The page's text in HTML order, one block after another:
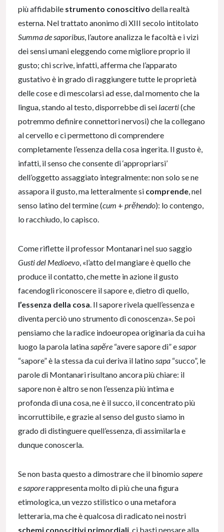
più affidabile strumento conoscitivo della realtà
esterna. Nel trattato anonimo di XIII secolo intitolato
Summa de saporibus , l’autore analizza le facoltà e i vizi
dei sensi umani eleggendo come migliore proprio il
gusto; chi scrive, infatti, afferma che l’apparato
gustativo è in grado di raggiungere tutte le proprietà
delle cose e di mescolarsi ad esse, dal momento che la
lingua, stando al testo, disporrebbe di sei lacerti(che
potremmo definire connettori nervosi) che la collegano
al cervello e ci permettono di comprendere
completamente l’essenza della cosa ingerita. Il gusto è,
infatti, il senso che consente di ‘appropriarsi’
dell’oggetto assaggiato integralmente: non solo se ne
assapora il gusto, ma letteralmente si comprende , nel
senso latino del termine (cum + prĕhendo): lo contengo,
lo racchiudo, lo capisco.
Come riflette il professor Montanari nel suo saggio
Gusti del Medioevo , «l’atto del mangiare è quello che
produce il contatto, che mette in azione il gusto
facendogli riconoscere il sapore e, dietro di quello,
l’essenza della cosa . Il sapore rivela quell’essenza e
diventa perciò uno strumento di conoscenza». Se poi
pensiamo che la radice indoeuropea originaria da cui ha
luogo la parola latina sapĕre “avere sapore di” e sapor
“sapore” è la stessa da cui deriva il latino sapa “succo”, le
parole di Montanari risultano ancora più chiare: il
sapore non è altro se non l’essenza più intima e
profonda di una cosa, ne è il succo, il concentrato più
incorruttibile, e grazie al senso del gusto siamo in
grado di distinguere quell’essenza, di assimilarla e
dunque conoscerla.
Se non basta questo a dimostrare che il binomio sapere
e saporerappresenta molto di più che una figura
etimologica, un vezzo stilistico o una metafora
letteraria, ma che è qualcosa di radicato nei nostri
schemi conoscitivi primordiali , ci basti pensare alla